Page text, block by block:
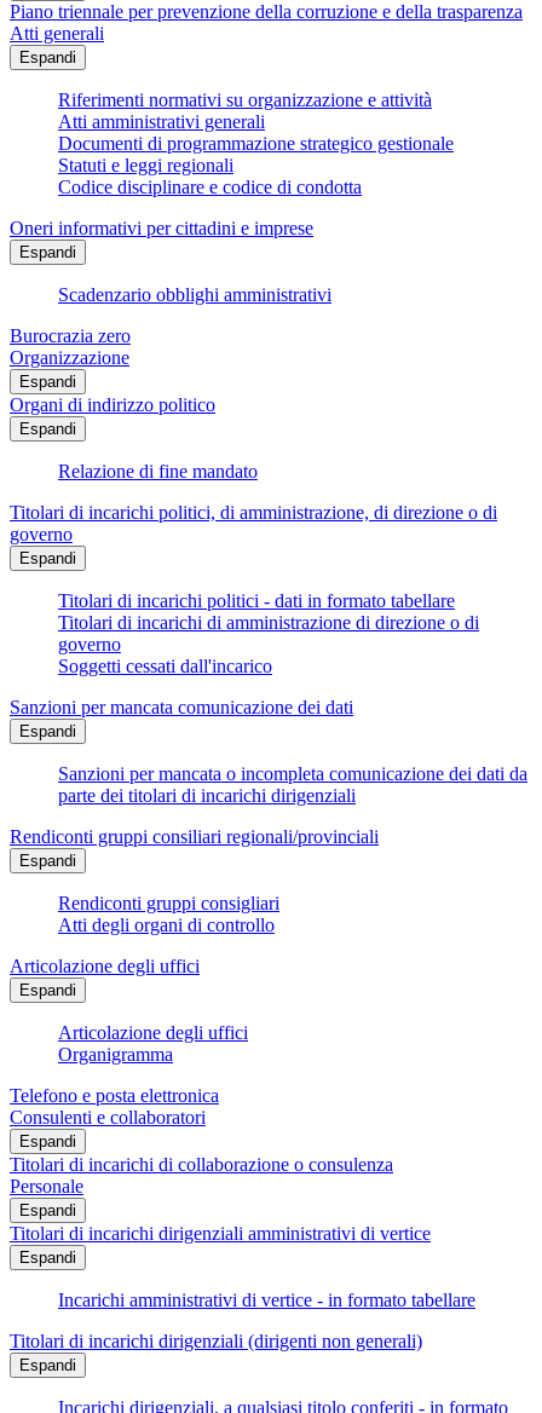
Piano triennale per prevenzione della corruzione e della trasparenza
Atti generali
Espandi
Riferimenti normativi su organizzazione e attività
Atti amministrativi generali
Documenti di programmazione strategico gestionale
Statuti e leggi regionali
Codice disciplinare e codice di condotta
Oneri informativi per cittadini e imprese
Espandi
Scadenzario obblighi amministrativi
Burocrazia zero
Organizzazione
Espandi
Organi di indirizzo politico
Espandi
Relazione di fine mandato
Titolari di incarichi politici, di amministrazione, di direzione o di
governo
Espandi
Titolari di incarichi politici - dati in formato tabellare
Titolari di incarichi di amministrazione di direzione o di
governo
Soggetti cessati dall'incarico
Sanzioni per mancata comunicazione dei dati
Espandi
Sanzioni per mancata o incompleta comunicazione dei dati da
parte dei titolari di incarichi dirigenziali
Rendiconti gruppi consiliari regionali/provinciali
Espandi
Rendiconti gruppi consigliari
Atti degli organi di controllo
Articolazione degli uffici
Espandi
Articolazione degli uffici
Organigramma
Telefono e posta elettronica
Consulenti e collaboratori
Espandi
Titolari di incarichi di collaborazione o consulenza
Personale
Espandi
Titolari di incarichi dirigenziali amministrativi di vertice
Espandi
Incarichi amministrativi di vertice - in formato tabellare
Titolari di incarichi dirigenziali (dirigenti non generali)
Espandi
Incarichi dirigenziali, a qualsiasi titolo conferiti - in formato